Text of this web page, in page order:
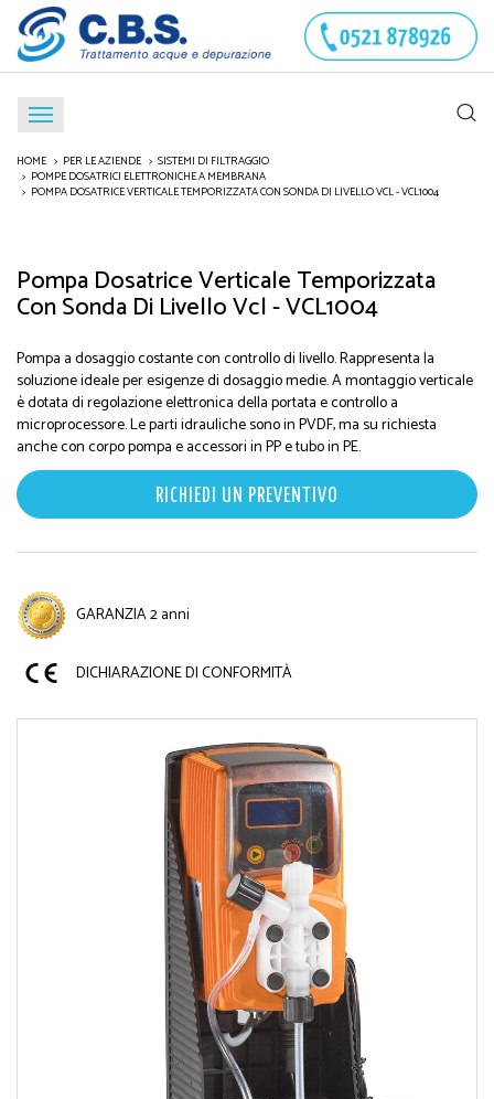
HOME PER LE AZIENDE
SISTEMI DI FILTRAGGIO
POMPE DOSATRICI ELETTRONICHE A MEMBRANA
POMPA DOSATRICE VERTICALE TEMPORIZZATA CON SONDA DI LIVELLO VCL - VCL1004
Pompa Dosatrice Verticale Temporizzata
Con Sonda Di Livello Vcl - VCL1004
Pompa a dosaggio costante con controllo di livello. Rappresenta la
soluzione ideale per esigenze di dosaggio medie. A montaggio verticale
è dotata di regolazione elettronica della portata e controllo a
microprocessore. Le parti idrauliche sono in PVDF, ma su richiesta
anche con corpo pompa e accessori in PP e tubo in PE.
RICHIEDI UN PREVENTIVO
GARANZIA 2 anni
DICHIARAZIONE DI CONFORMITÀ